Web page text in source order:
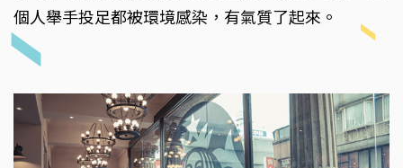
個人舉手投足都被環境感染，有氣質了起來。